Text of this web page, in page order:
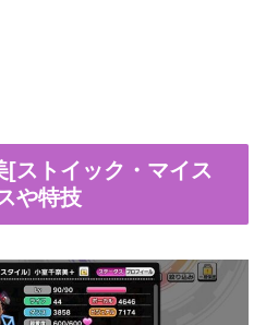
[ストイック・マイス
や特技